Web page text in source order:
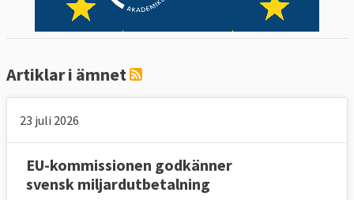
Artiklar i ämnet
23 juli 2026
EU-kommissionen godkänner
svensk miljardutbetalning